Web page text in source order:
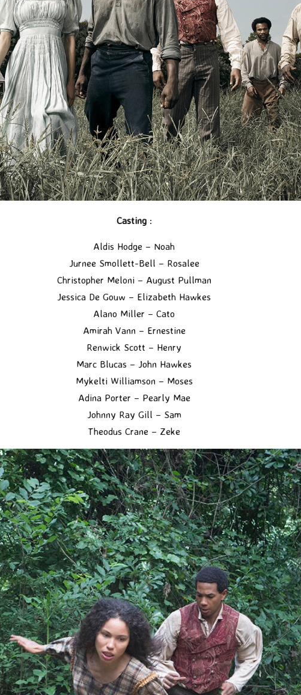
Casting:
Aldis Hodge – Noah
Jurnee Smollett-Bell – Rosalee
Christopher Meloni – August Pullman
Jessica De Gouw – Elizabeth Hawkes
Alano Miller – Cato
Amirah Vann – Ernestine
Renwick Scott – Henry
Marc Blucas – John Hawkes
Mykelti Williamson – Moses
Adina Porter – Pearly Mae
Johnny Ray Gill – Sam
Theodus Crane – Zeke